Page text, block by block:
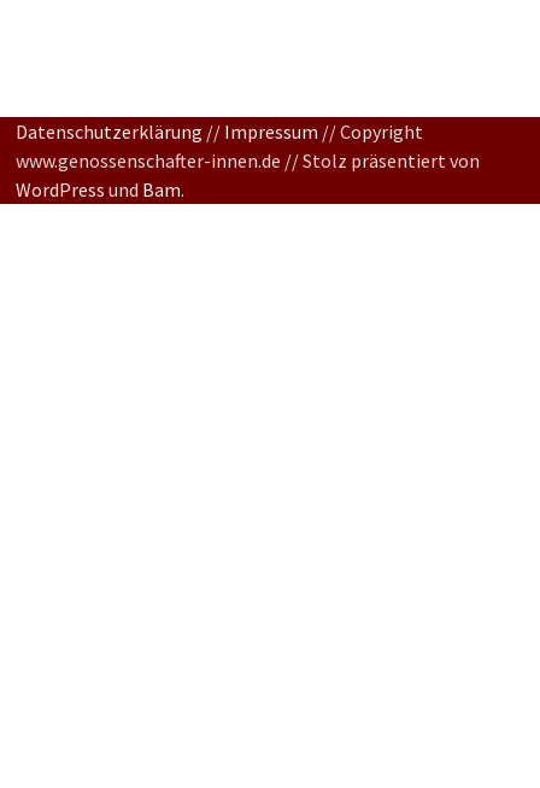
Datenschutzerklärung // Impressum // Copyright
www.genossenschafter-innen.de // Stolz präsentiert von
WordPress und Bam.